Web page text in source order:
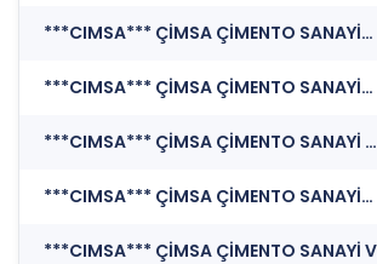
***CIMSA*** ÇİMSA ÇİMENTO SANAYİ VE TİCARET A.Ş. (Finansal Rapor)
***CIMSA*** ÇİMSA ÇİMENTO SANAYİ VE TİCARET A.Ş. (Sorumluluk Beyanı (Konsolide))
***CIMSA*** ÇİMSA ÇİMENTO SANAYİ VE TİCARET A.Ş. (Kurumsal Yönetim Bilgi Formu (Güncelleme) - Yönetim Kurulu-2)
***CIMSA*** ÇİMSA ÇİMENTO SANAYİ VE TİCARET A.Ş. (Şirket Genel Bilgi Formu)